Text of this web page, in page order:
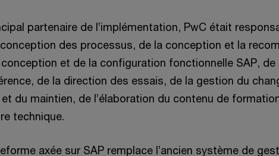
partenaire de l’implémentation, PwC était
des processus, de la conception et la
et de la configuration fonctionnelle SAP, de
de la direction des essais, de la gestion du
du maintien, de l’élaboration du contenu de
technique.
axée sur SAP remplace l’ancien système de